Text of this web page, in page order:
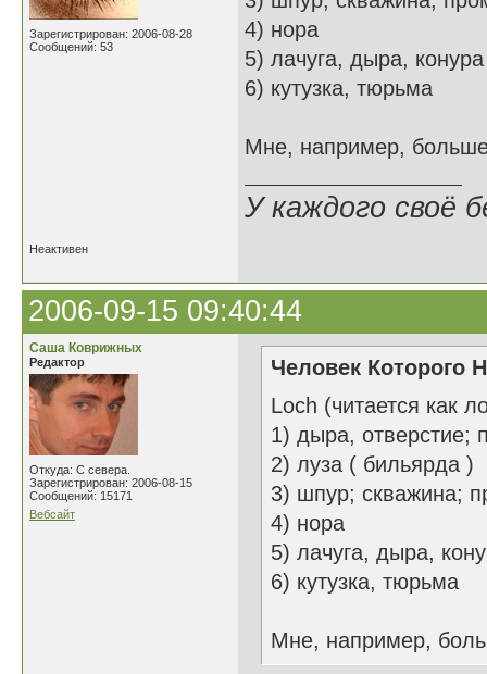
Зарегистрирован: 2006-08-28
Сообщений: 53
4) нора
5) лачуга, дыра, конура
6) кутузка, тюрьма
Мне, например,
У каждого своё
Неактивен
2006-09-15 09:40:44
Саша Коврижных
Редактор
Откуда: С севера.
Зарегистрирован: 2006-08-15
Сообщений: 15171
Вебсайт
Человек Которого
Loch (читается как
1) дыра, отверстие;
2) луза ( бильярда )
3) шпур; скважина;
4) нора
5) лачуга, дыра,
6) кутузка, тюрьма
Мне, например,